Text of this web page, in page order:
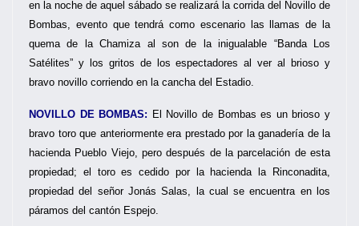
en la noche de aquel sábado se realizará la corrida del Novillo de
Bombas, evento que tendrá como escenario las llamas de la
quema de la Chamiza al son de la inigualable “Banda Los
Satélites” y los gritos de los espectadores al ver al brioso y
bravo novillo corriendo en la cancha del Estadio.
NOVILLO DE BOMBAS: El Novillo de Bombas es un brioso y
bravo toro que anteriormente era prestado por la ganadería de la
hacienda Pueblo Viejo, pero después de la parcelación de esta
propiedad; el toro es cedido por la hacienda la Rinconadita,
propiedad del señor Jonás Salas, la cual se encuentra en los
páramos del cantón Espejo.